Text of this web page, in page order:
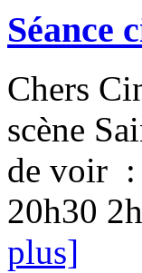
Séance
Chers
scène
de voir :
20h30
plus]